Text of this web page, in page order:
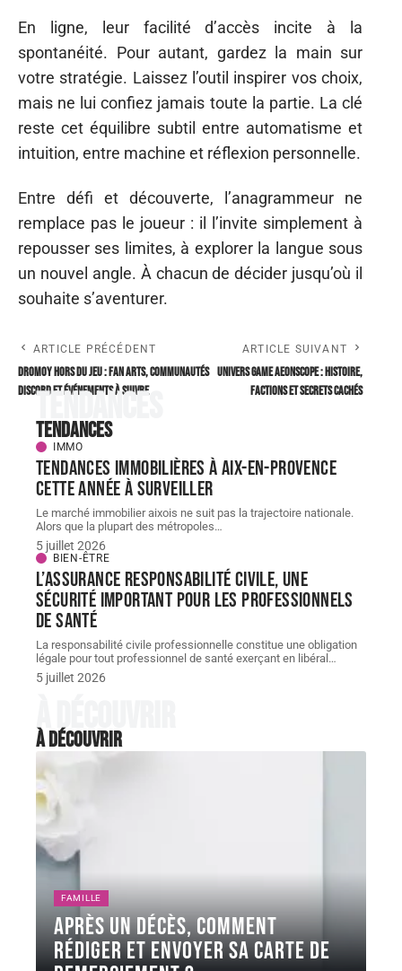
En ligne, leur facilité d’accès incite à la
spontanéité. Pour autant, gardez la main sur
votre stratégie. Laissez l’outil inspirer vos choix,
mais ne lui confiez jamais toute la partie. La clé
reste cet équilibre subtil entre automatisme et
intuition, entre machine et réflexion personnelle.
Entre défi et découverte, l’anagrammeur ne
remplace pas le joueur : il l’invite simplement à
repousser ses limites, à explorer la langue sous
un nouvel angle. À chacun de décider jusqu’où il
souhaite s’aventurer.
ARTICLE PRÉCÉDENT
Dromoy hors du jeu : fan arts, communautés
Discord et événements à suivre
ARTICLE SUIVANT
Univers Game Aeonscope : histoire,
factions et secrets cachés
Tendances
Tendances
IMMO
Tendances immobilières à Aix-en-Provence
cette année à surveiller
Le marché immobilier aixois ne suit pas la trajectoire nationale.
Alors que la plupart des métropoles…
5 juillet 2026
BIEN-ÊTRE
L’assurance responsabilité civile, une
sécurité important pour les professionnels
de santé
La responsabilité civile professionnelle constitue une obligation
légale pour tout professionnel de santé exerçant en libéral …
5 juillet 2026
À découvrir
À découvrir
FAMILLE
Après un décès, comment
rédiger et envoyer sa carte de